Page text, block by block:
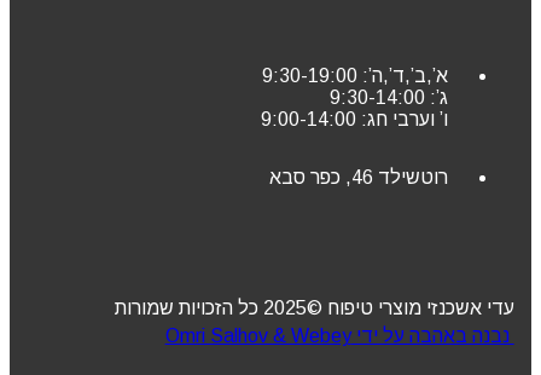
א’,ב’,ד’,ה’: 9:30-19:00
ג’: 9:30-14:00
ו’ וערבי חג: 9:00-14:00
רוטשילד 46, כפר סבא
עדי אשכנזי מוצרי טיפוח ©2025 כל הזכויות שמורות
נבנה באהבה על ידי Omri Salhov & Webey